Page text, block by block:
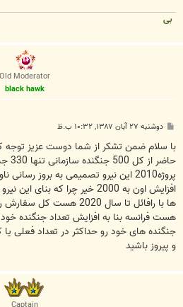
بی
Old Moderator
black hawk
ت
دوشنبه ۲۷ آبان ۱۳۸۷, ۱۰:۳۲ ب.ظ
با سلام ضمن تشکر از شما دوست عزیز توجه
هست فرانسه بنا به افزایش تعداد جنگنده خود
جنگنده های خود رو حداکثر در تعداد فعلی
و پیروز باشید